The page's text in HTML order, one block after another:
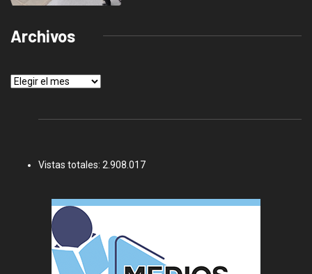
Archivos
Archivos
Vistas totales: 2.908.017